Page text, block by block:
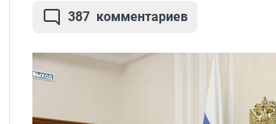
387 комментариев